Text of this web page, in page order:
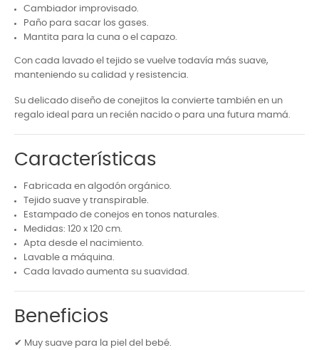
Cambiador improvisado.
Paño para sacar los gases.
Mantita para la cuna o el capazo.
Con cada lavado el tejido se vuelve todavía más suave,
manteniendo su calidad y resistencia.
Su delicado diseño de conejitos la convierte también en un
regalo ideal para un recién nacido o para una futura mamá.
Características
Fabricada en algodón orgánico.
Tejido suave y transpirable.
Estampado de conejos en tonos naturales.
Medidas: 120 x 120 cm.
Apta desde el nacimiento.
Lavable a máquina.
Cada lavado aumenta su suavidad.
Beneficios
✔ Muy suave para la piel del bebé.